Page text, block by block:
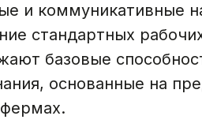
и коммуникативные
стандартных
базовые
основанные на